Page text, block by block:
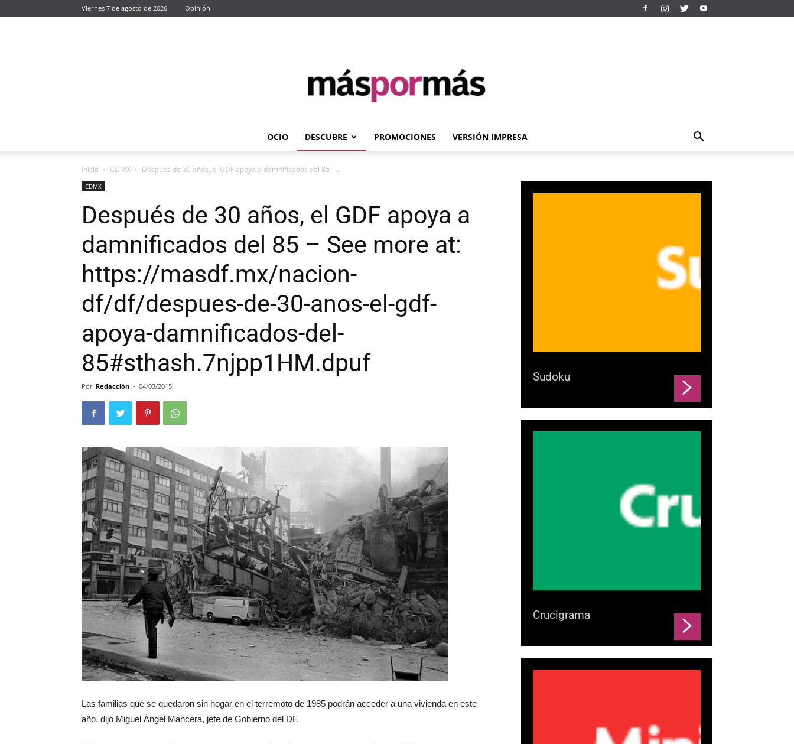
Viernes 7 de agosto de 2026 Opinión
Máspormás
OCIO DESCUBRE PROMOCIONES VERSIÓN IMPRESA
Inicio CDMX Después de 30 años, el GDF apoya a damnificados del 85 –...
CDMX
Después de 30 años, el GDF apoya a
damnificados del 85 – See more at:
https://masdf.mx/nacion-
df/df/despues-de-30-anos-el-gdf-
apoya-damnificados-del-
85#sthash.7njpp1HM.dpuf
Por Redacción - 04/03/2015
Las familias que se quedaron sin hogar en el terremoto de 1985 podrán acceder a una vivienda en este
año, dijo Miguel Ángel Mancera, jefe de Gobierno del DF.
Sudoku
Crucigrama